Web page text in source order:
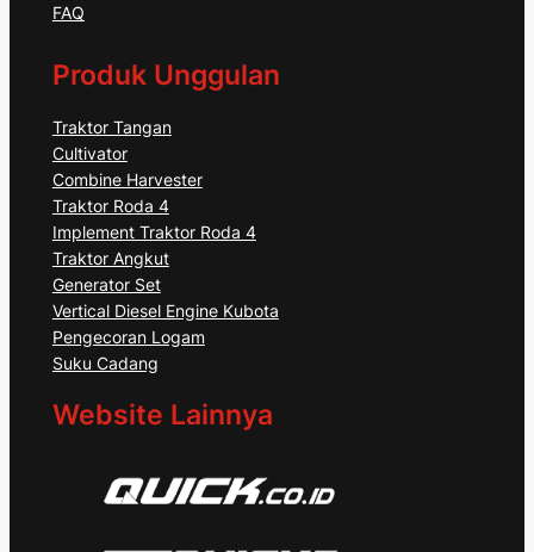
FAQ
Produk Unggulan
Traktor Tangan
Cultivator
Combine Harvester
Traktor Roda 4
Implement Traktor Roda 4
Traktor Angkut
Generator Set
Vertical Diesel Engine Kubota
Pengecoran Logam
Suku Cadang
Website Lainnya